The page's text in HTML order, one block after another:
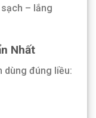
– lắng
Nhất
dùng đúng liều: